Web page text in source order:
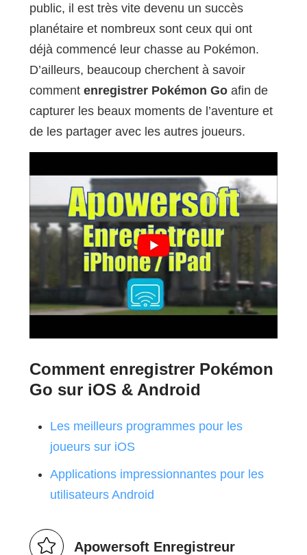
public, il est très vite devenu un succès
planétaire et nombreux sont ceux qui ont
déjà commencé leur chasse au Pokémon.
D’ailleurs, beaucoup cherchent à savoir
comment enregistrer Pokémon Goafin de
capturer les beaux moments de l’aventure et
de les partager avec les autres joueurs.
Comment enregistrer Pokémon
Go sur iOS & Android
Les meilleurs programmes pour les
joueurs sur iOS
Applications impressionnantes pour les
utilisateurs Android
Apowersoft Enregistreur